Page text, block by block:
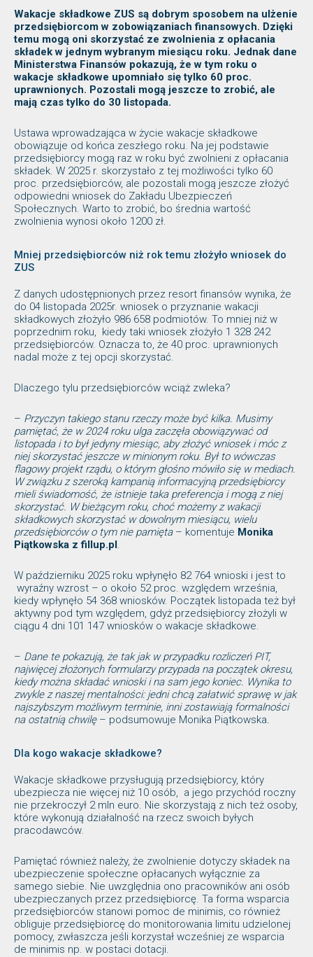
Wakacje składkowe ZUS są dobrym sposobem na ulżenie
przedsiębiorcom w zobowiązaniach finansowych. Dzięki
temu mogą oni skorzystać ze zwolnienia z opłacania
składek w jednym wybranym miesiącu roku. Jednak dane
Ministerstwa Finansów pokazują, że w tym roku o
wakacje składkowe upomniało się tylko 60 proc.
uprawnionych. Pozostali mogą jeszcze to zrobić, ale
mają czas tylko do 30 listopada.
Ustawa wprowadzająca w życie wakacje składkowe
obowiązuje od końca zeszłego roku. Na jej podstawie
przedsiębiorcy mogą raz w roku być zwolnieni z opłacania
składek. W 2025 r. skorzystało z tej możliwości tylko 60
proc. przedsiębiorców, ale pozostali mogą jeszcze złożyć
odpowiedni wniosek do Zakładu Ubezpieczeń
Społecznych. Warto to zrobić, bo średnia wartość
zwolnienia wynosi około 1200 zł.
Mniej przedsiębiorców niż rok temu złożyło wniosek do
ZUS
Z danych udostępnionych przez resort finansów wynika, że
do 04 listopada 2025r. wniosek o przyznanie wakacji
składkowych złożyło 986 658 podmiotów. To mniej niż w
poprzednim roku, kiedy taki wniosek złożyło 1 328 242
przedsiębiorców. Oznacza to, że 40 proc. uprawnionych
nadal może z tej opcji skorzystać.
Dlaczego tylu przedsiębiorców wciąż zwleka?
– Przyczyn takiego stanu rzeczy może być kilka. Musimy
pamiętać, że w 2024 roku ulga zaczęła obowiązywać od
listopada i to był jedyny miesiąc, aby złożyć wniosek i móc z
niej skorzystać jeszcze w minionym roku. Był to wówczas
flagowy projekt rządu, o którym głośno mówiło się w mediach.
W związku z szeroką kampanią informacyjną przedsiębiorcy
mieli świadomość, że istnieje taka preferencja i mogą z niej
skorzystać. W bieżącym roku, choć możemy z wakacji
składkowych skorzystać w dowolnym miesiącu, wielu
przedsiębiorców o tym nie pamięta – komentuje Monika
Piątkowska z fillup.pl.
W październiku 2025 roku wpłynęło 82 764 wnioski i jest to
wyraźny wzrost – o około 52 proc. względem września,
kiedy wpłynęło 54 368 wniosków. Początek listopada też był
aktywny pod tym względem, gdyż przedsiębiorcy złożyli w
ciągu 4 dni 101 147 wniosków o wakacje składkowe.
– Dane te pokazują, że tak jak w przypadku rozliczeń PIT,
najwięcej złożonych formularzy przypada na początek okresu,
kiedy można składać wnioski i na sam jego koniec. Wynika to
zwykle z naszej mentalności: jedni chcą załatwić sprawę w jak
najszybszym możliwym terminie, inni zostawiają formalności
na ostatnią chwilę – podsumowuje Monika Piątkowska.
Dla kogo wakacje składkowe?
Wakacje składkowe przysługują przedsiębiorcy, który
ubezpiecza nie więcej niż 10 osób, a jego przychód roczny
nie przekroczył 2 mln euro. Nie skorzystają z nich też osoby,
które wykonują działalność na rzecz swoich byłych
pracodawców.
Pamiętać również należy, że zwolnienie dotyczy składek na
ubezpieczenie społeczne opłacanych wyłącznie za
samego siebie. Nie uwzględnia ono pracowników ani osób
ubezpieczanych przez przedsiębiorcę. Ta forma wsparcia
przedsiębiorców stanowi pomoc de minimis, co również
obliguje przedsiębiorcę do monitorowania limitu udzielonej
pomocy, zwłaszcza jeśli korzystał wcześniej ze wsparcia
de minimis np. w postaci dotacji.